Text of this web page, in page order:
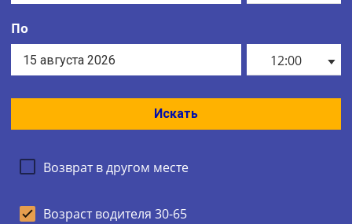
По
12:00
Искать
Возврат в другом месте
Возраст водителя 30-65